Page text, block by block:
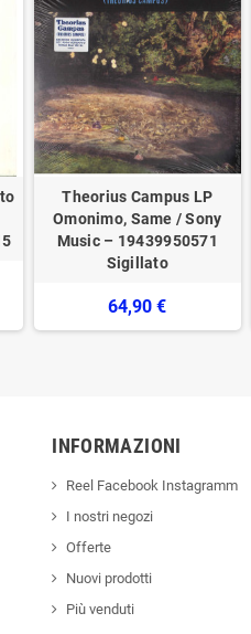
Theorius Campus LP
Omonimo, Same / Sony
Music – 19439950571
Sigillato
64,90 €
INFORMAZIONI
Reel Facebook Instagramm
I nostri negozi
Offerte
Nuovi prodotti
Più venduti